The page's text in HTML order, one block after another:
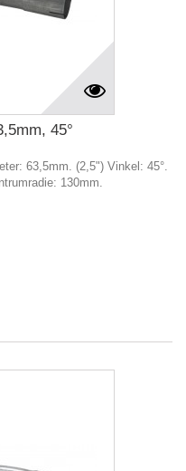
45°
63,5mm. (2,5") Vinkel: 45°.
130mm.